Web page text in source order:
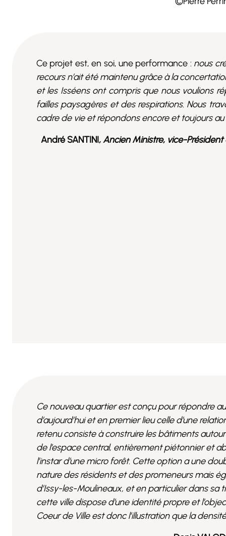
Ce projet est, en soi, une performance : nous
recours n’ait été maintenu grâce à la
et les Isséens ont compris que nous voulions
failles paysagères et des respirations. Nous
cadre de vie et répondons encore et toujours
André SANTINI, Ancien Ministre, vice-
Ce nouveau quartier est conçu pour répondre
d’aujourd’hui et en premier lieu celle d’une
retenu consiste à construire les bâtiments
de l’espace central, entièrement piétonnier et
l’instar d’une micro forêt. Cette option a une
nature des résidents et des promeneurs mais
d’Issy-les-Moulineaux, et en particulier dans
cette ville dispose d’une identité propre et
Coeur de Ville est donc l’illustration que la